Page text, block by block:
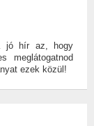
jó hír az, hogy
meglátogatnod
ezek közül!